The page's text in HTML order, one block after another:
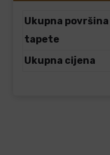
Ukupna površina
tapete
Ukupna cijena